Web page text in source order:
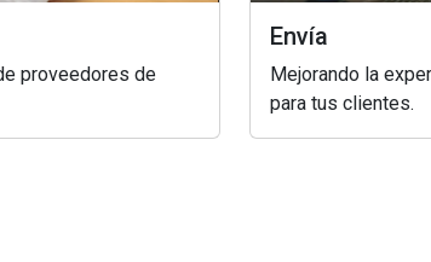
proveedores de
Envía
Mejorando la
para tus clientes.